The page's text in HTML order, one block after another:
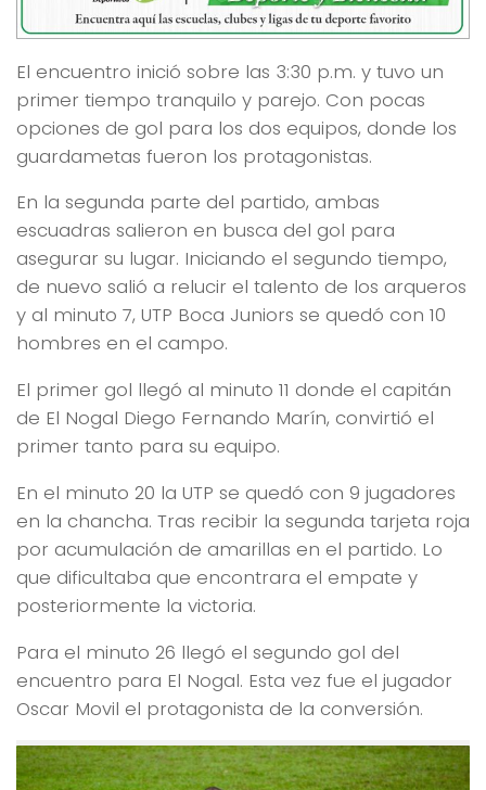
El encuentro inició sobre las 3:30 p.m. y tuvo un
primer tiempo tranquilo y parejo. Con pocas
opciones de gol para los dos equipos, donde los
guardametas fueron los protagonistas.
En la segunda parte del partido, ambas
escuadras salieron en busca del gol para
asegurar su lugar. Iniciando el segundo tiempo,
de nuevo salió a relucir el talento de los arqueros
y al minuto 7, UTP Boca Juniors se quedó con 10
hombres en el campo.
El primer gol llegó al minuto 11 donde el capitán
de El Nogal Diego Fernando Marín, convirtió el
primer tanto para su equipo.
En el minuto 20 la UTP se quedó con 9 jugadores
en la chancha. Tras recibir la segunda tarjeta roja
por acumulación de amarillas en el partido. Lo
que dificultaba que encontrara el empate y
posteriormente la victoria.
Para el minuto 26 llegó el segundo gol del
encuentro para El Nogal. Esta vez fue el jugador
Oscar Movil el protagonista de la conversión.